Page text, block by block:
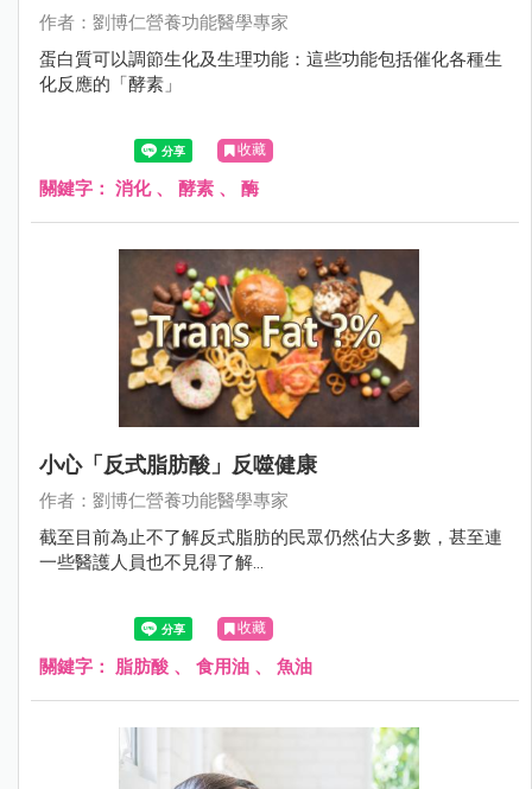
作者：劉博仁營養功能醫學專家
蛋白質可以調節生化及生理功能：這些功能包括催化各種生
化反應的「酵素」
收藏
關鍵字： 消化、 酵素 、 酶
小心「反式脂肪酸」反噬健康
作者：劉博仁營養功能醫學專家
截至目前為止不了解反式脂肪的民眾仍然佔大多數，甚至連
一些醫護人員也不見得了解...
收藏
關鍵字： 脂肪酸 、 食用油 、 魚油